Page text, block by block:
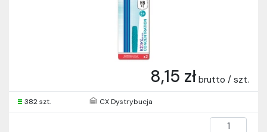
8,15 zł brutto / szt.
382 szt. CX Dystrybucja